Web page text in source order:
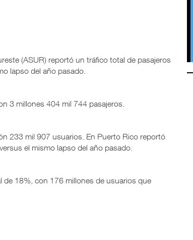
(ASUR) reportó un tráfico total de pasajeros
lapso del año pasado.
3 millones 404 mil 744 pasajeros.
233 mil 907 usuarios. En Puerto Rico reportó
el mismo lapso del año pasado.
de 18%, con 176 millones de usuarios que